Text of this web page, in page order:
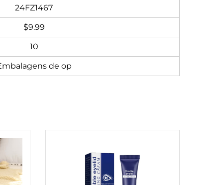
24FZ1467
$9.99
10
de op